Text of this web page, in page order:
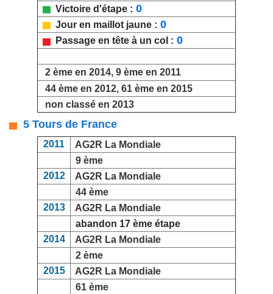
Victoire d'étape : 0
Jour en maillot jaune : 0
Passage en tête à un col : 0
2 ème en 2014, 9 ème en 2011
44 ème en 2012, 61 ème en 2015
non classé en 2013
5 Tours de France
2011
AG2R La Mondiale
9 ème
2012
AG2R La Mondiale
44 ème
2013
AG2R La Mondiale
abandon 17 ème étape
2014
AG2R La Mondiale
2 ème
2015
AG2R La Mondiale
61 ème